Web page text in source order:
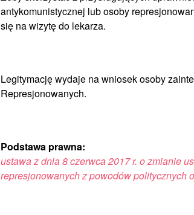
antykomunistycznej lub osoby
się na wizytę do lekarza.
Legitymację wydaje na wniosek osoby
Represjonowanych.
Podstawa prawna:
ustawa z dnia 8 czerwca 2017 r. o zmianie
represjonowanych z powodów politycznych